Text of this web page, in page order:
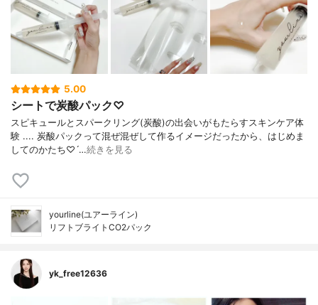
5.00
シートで炭酸パック♡
スピキュールとスパークリング(炭酸)の出会いがもたらすスキンケア体
験 .... 炭酸パックって混ぜ混ぜして作るイメージだったから、はじめま
してのかたち♡ˊ…続きを見る
yourline(ユアーライン)
リフトブライトCO2パック
yk_free12636